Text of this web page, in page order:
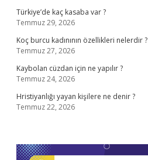
Türkiye’de kaç kasaba var ?
Temmuz 29, 2026
Koç burcu kadınının özellikleri nelerdir ?
Temmuz 27, 2026
Kaybolan cüzdan için ne yapılır ?
Temmuz 24, 2026
Hristiyanlığı yayan kişilere ne denir ?
Temmuz 22, 2026